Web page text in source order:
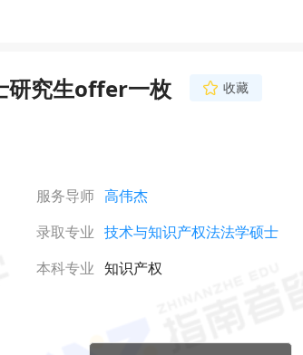
研究生offer一枚
收藏
服务导师 高伟杰
录取专业 技术与知识产权法法学硕士
本科专业 知识产权